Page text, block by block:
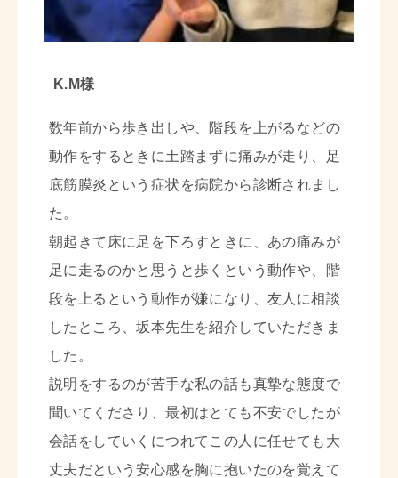
K.M様
数年前から歩き出しや、階段を上がるなどの
動作をするときに土踏まずに痛みが走り、足
底筋膜炎という症状を病院から診断されまし
た。
朝起きて床に足を下ろすときに、あの痛みが
足に走るのかと思うと歩くという動作や、階
段を上るという動作が嫌になり、友人に相談
したところ、坂本先生を紹介していただきま
した。
説明をするのが苦手な私の話も真摯な態度で
聞いてくださり、最初はとても不安でしたが
会話をしていくにつれてこの人に任せても大
丈夫だという安心感を胸に抱いたのを覚えて